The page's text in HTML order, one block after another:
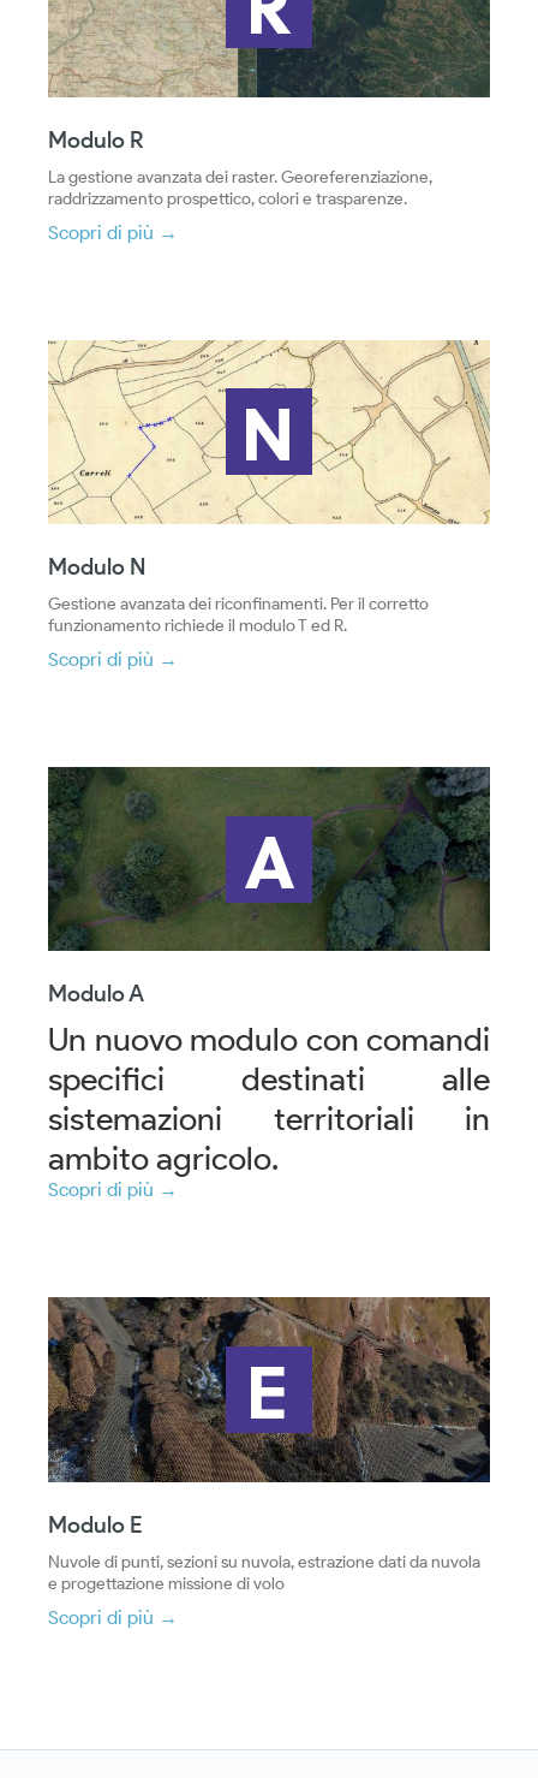
Modulo R
La gestione avanzata dei raster. Georeferenziazione,
raddrizzamento prospettico, colori e trasparenze.
Scopri di più →
Modulo N
Gestione avanzata dei riconfinamenti. Per il corretto
funzionamento richiede il modulo T ed R.
Scopri di più →
Modulo A
Un nuovo modulo con comandi
specifici destinati alle
sistemazioni territoriali in
ambito agricolo.
Scopri di più →
Modulo E
Nuvole di punti, sezioni su nuvola, estrazione dati da nuvola
e progettazione missione di volo
Scopri di più →